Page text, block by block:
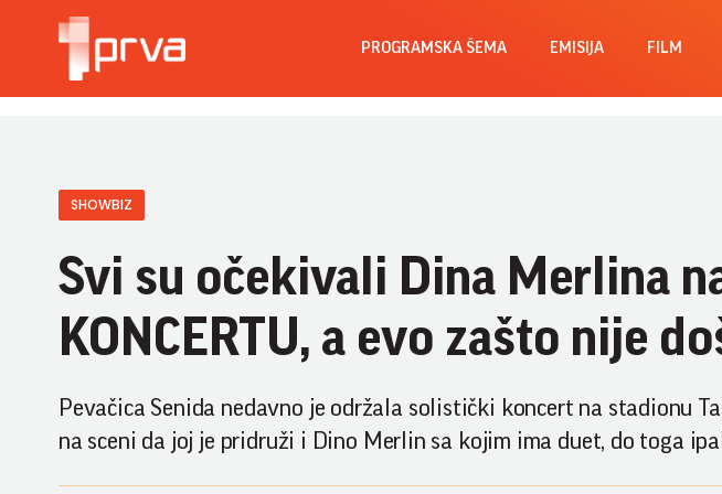
PROGRAMSKA ŠEMA EMISIJA FILM
SHOWBIZ
Svi su očekivali Dina Merlina
KONCERTU, a evo zašto nije
Pevačica Senida nedavno je održala solistički koncert na stadionu
na sceni da joj je pridruži i Dino Merlin sa kojim ima duet, do toga